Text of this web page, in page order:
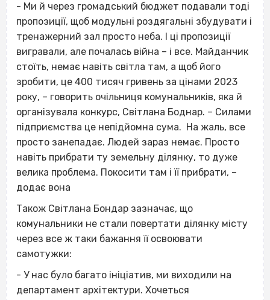
- Ми й через громадський бюджет подавали тоді
пропозиції, щоб модульні роздягальні збудувати і
тренажерний зал просто неба. І ці пропозиції
вигравали, але почалась війна – і все. Майданчик
стоїть, немає навіть світла там, а щоб його
зробити, це 400 тисяч гривень за цінами 2023
року, – говорить очільниця комунальників, яка й
організувала конкурс, Світлана Боднар. – Силами
підприємства це непідйомна сума. На жаль, все
просто занепадає. Людей зараз немає. Просто
навіть прибрати ту земельну ділянку, то дуже
велика проблема. Покосити там і її прибрати, –
додає вона
Також Світлана Бондар зазначає, що
комунальники не стали повертати ділянку місту
через все ж таки бажання її освоювати
самотужки:
- У нас було багато ініціатив, ми виходили на
департамент архітектури. Хочеться